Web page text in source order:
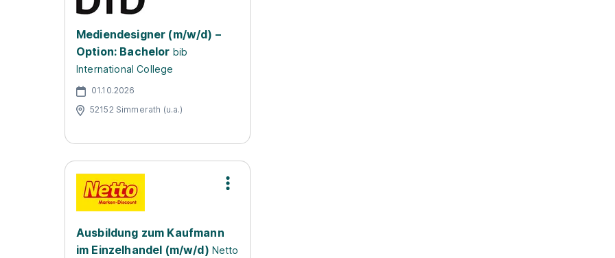
Mediendesigner (m/w/d) –
Option: Bachelor bib
International College
01.10.2026
52152 Simmerath (u.a.)
Ausbildung zum Kaufmann
im Einzelhandel (m/w/d) Netto